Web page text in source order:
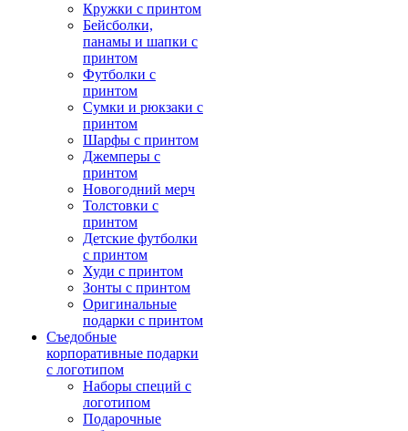
Кружки с принтом
Бейсболки,
панамы и шапки с
принтом
Футболки с
принтом
Сумки и рюкзаки с
принтом
Шарфы с принтом
Джемперы с
принтом
Новогодний мерч
Толстовки с
принтом
Детские футболки
с принтом
Худи с принтом
Зонты с принтом
Оригинальные
подарки с принтом
Съедобные
корпоративные подарки
с логотипом
Наборы специй с
логотипом
Подарочные